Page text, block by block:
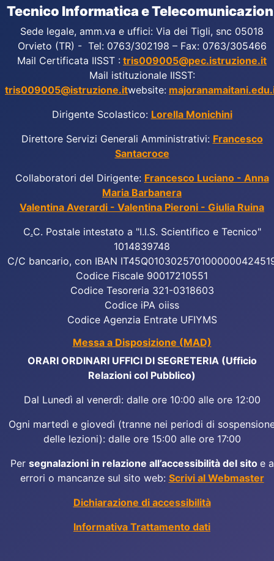
Tecnico Informatica e
Sede legale, amm.va e uffici: Via dei Tigli, snc 05018
Orvieto (TR) - Tel: 0763/302198 – Fax: 0763/305466
Mail Certificata IISST : tris009005@pec.istruzione.it
Mail istituzionale IISST:
tris009005@istruzione.itwebsite:
Dirigente Scolastico: Lorella Monichini
Direttore Servizi Generali Amministrativi: Francesco
Santacroce
Collaboratori del Dirigente: Francesco Luciano - Anna
Maria Barbanera
Valentina Averardi - Valentina Pieroni - Giulia Ruina
C.C. Postale intestato a "I.I.S. Scientifico e Tecnico"
1014839748
C/C bancario, con IBAN
Codice Fiscale 90017210551
Codice Tesoreria 321-0318603
Codice iPA oiiss
Codice Agenzia Entrate UFIYMS
Messa a Disposizione (MAD)
ORARI ORDINARI UFFICI DI SEGRETERIA (Ufficio
Relazioni col Pubblico)
Dal Lunedì al venerdì: dalle ore 10:00 alle ore 12:00
Ogni martedì e giovedì (tranne nei periodi di
delle lezioni): dalle ore 15:00 alle ore 17:00
Per segnalazioni in relazione all’accessibilità del sito e a
errori o mancanze sul sito web: Scrivi al Webmaster
Dichiarazione di accessibilità
Informativa Trattamento dati